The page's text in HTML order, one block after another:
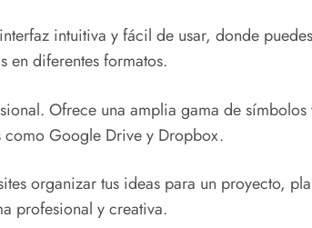
intuitiva y fácil de usar, donde
en diferentes formatos.
Ofrece una amplia gama de
como Google Drive y Dropbox.
organizar tus ideas para un proyecto,
profesional y creativa.